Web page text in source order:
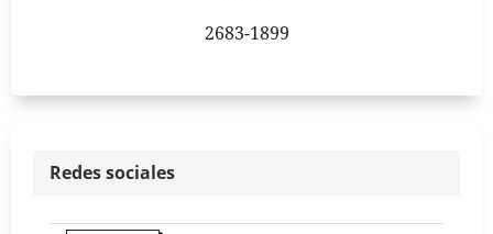
2683-1899
Redes sociales